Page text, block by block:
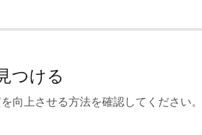
つける
向上させる方法を確認してください。